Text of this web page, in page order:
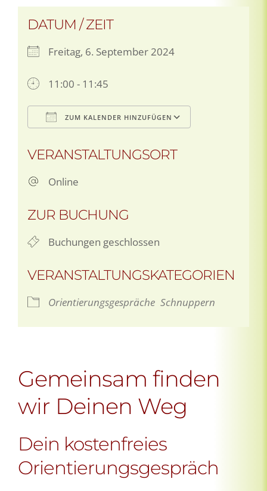
DATUM / ZEIT
Freitag, 6. September 2024
11:00 - 11:45
ZUM KALENDER HINZUFÜGEN
VERANSTALTUNGSORT
Online
ZUR BUCHUNG
Buchungen geschlossen
VERANSTALTUNGSKATEGORIEN
Orientierungsgespräche Schnuppern
Gemeinsam finden
wir Deinen Weg
Dein kostenfreies
Orientierungsgespräch